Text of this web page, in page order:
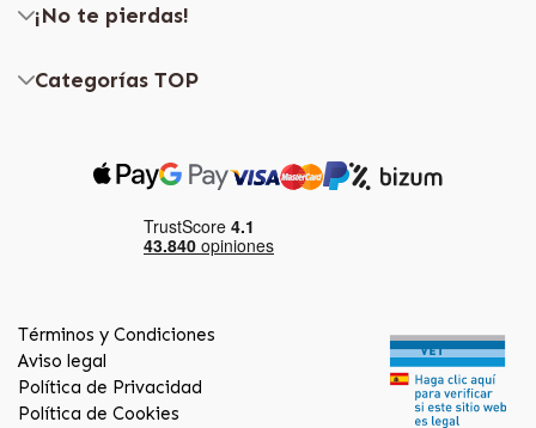
¡No te pierdas!
Categorías TOP
Términos y Condiciones
Aviso legal
Política de Privacidad
Política de Cookies